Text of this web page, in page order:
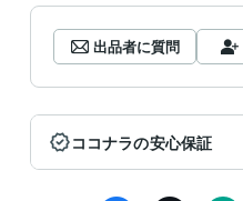
出品者に質問
ココナラの安心保証